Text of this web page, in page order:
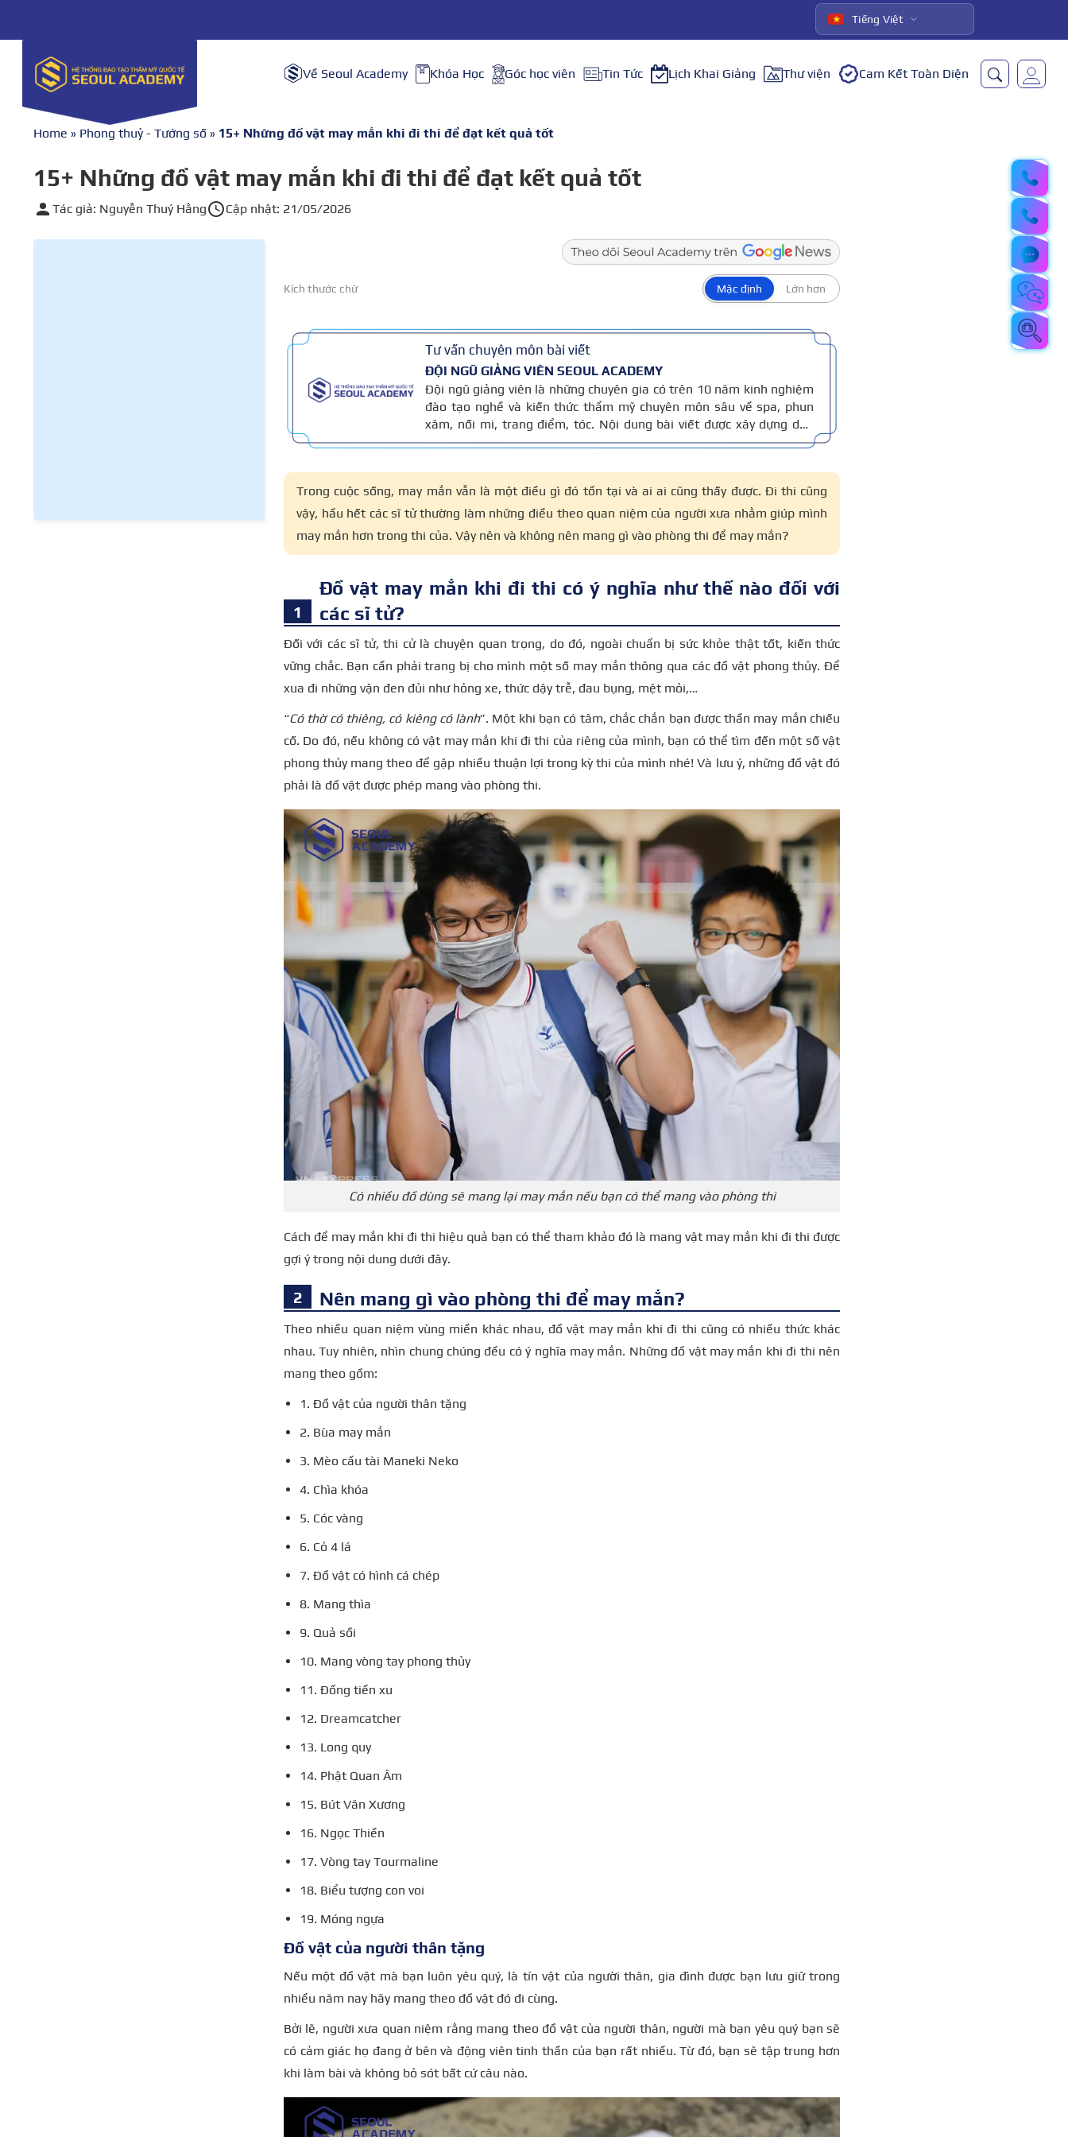
Tiếng Việt
Về Seoul Academy Khóa Học Góc học viên Tin Tức Lịch Khai Giảng Thư viện Cam Kết Toàn Diện
Home » Phong thuỷ - Tướng số » 15+ Những đồ vật may mắn khi đi thi để đạt kết quả tốt
15+ Những đồ vật may mắn khi đi thi để đạt kết quả tốt
Tác giả: Nguyễn Thuý Hằng Cập nhật: 21/05/2026
Kích thước chữ Mặc định Lớn hơn
Tư vấn chuyên môn bài viết
ĐỘI NGŨ GIẢNG VIÊN SEOUL ACADEMY
Đội ngũ giảng viên là những chuyên gia có trên 10 năm kinh nghiệm
đào tạo nghề và kiến thức thẩm mỹ chuyên môn sâu về spa, phun
xăm, nối mi, trang điểm, tóc. Nội dung bài viết được xây dựng dựa
trên giáo trình đào tạo và kinh nghiệm giảng dạy thực tế, đồng thời
Trong cuộc sống, may mắn vẫn là một điều gì đó tồn tại và ai ai cũng thấy được. Đi thi cũng
vậy, hầu hết các sĩ tử thường làm những điều theo quan niệm của người xưa nhằm giúp mình
may mắn hơn trong thi của. Vậy nên và không nên mang gì vào phòng thi để may mắn?
Đồ vật may mắn khi đi thi có ý nghĩa như thế nào đối với
các sĩ tử?
Đối với các sĩ tử, thi cử là chuyện quan trọng, do đó, ngoài chuẩn bị sức khỏe thật tốt, kiến thức
vững chắc. Bạn cần phải trang bị cho mình một số may mắn thông qua các đồ vật phong thủy. Để
xua đi những vận đen đủi như hỏng xe, thức dậy trễ, đau bụng, mệt mỏi,…
“Có thờ có thiêng, có kiêng có lành”. Một khi bạn có tâm, chắc chắn bạn được thần may mắn chiếu
cố. Do đó, nếu không có vật may mắn khi đi thi của riêng của mình, bạn có thể tìm đến một số vật
phong thủy mang theo để gặp nhiều thuận lợi trong kỳ thi của mình nhé! Và lưu ý, những đồ vật đó
phải là đồ vật được phép mang vào phòng thi.
Có nhiều đồ dùng sẽ mang lại may mắn nếu bạn có thể mang vào phòng thi
Cách để may mắn khi đi thi hiệu quả bạn có thể tham khảo đó là mang vật may mắn khi đi thi được
gợi ý trong nội dung dưới đây.
Nên mang gì vào phòng thi để may mắn?
Theo nhiều quan niệm vùng miền khác nhau, đồ vật may mắn khi đi thi cũng có nhiều thức khác
nhau. Tuy nhiên, nhìn chung chúng đều có ý nghĩa may mắn. Những đồ vật may mắn khi đi thi nên
mang theo gồm:
1. Đồ vật của người thân tặng
2. Bùa may mắn
3. Mèo cầu tài Maneki Neko
4. Chìa khóa
5. Cóc vàng
6. Cỏ 4 lá
7. Đồ vật có hình cá chép
8. Mang thìa
9. Quả sồi
10. Mang vòng tay phong thủy
11. Đồng tiền xu
12. Dreamcatcher
13. Long quy
14. Phật Quan Âm
15. Bút Văn Xương
16. Ngọc Thiền
17. Vòng tay Tourmaline
18. Biểu tượng con voi
19. Móng ngựa
Đồ vật của người thân tặng
Nếu một đồ vật mà bạn luôn yêu quý, là tín vật của người thân, gia đình được bạn lưu giữ trong
nhiều năm nay hãy mang theo đồ vật đó đi cùng.
Bởi lẽ, người xưa quan niệm rằng mang theo đồ vật của người thân, người mà bạn yêu quý bạn sẽ
có cảm giác họ đang ở bên và động viên tinh thần của bạn rất nhiều. Từ đó, bạn sẽ tập trung hơn
khi làm bài và không bỏ sót bất cứ câu nào.